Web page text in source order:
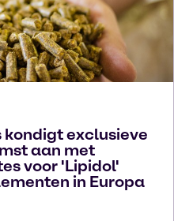
exclusieve
aan met
voor 'Lipidol'
in Europa